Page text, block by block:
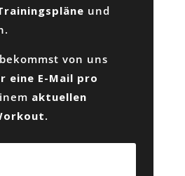
und
von uns
eine E-Mail pro
aktuellen
.